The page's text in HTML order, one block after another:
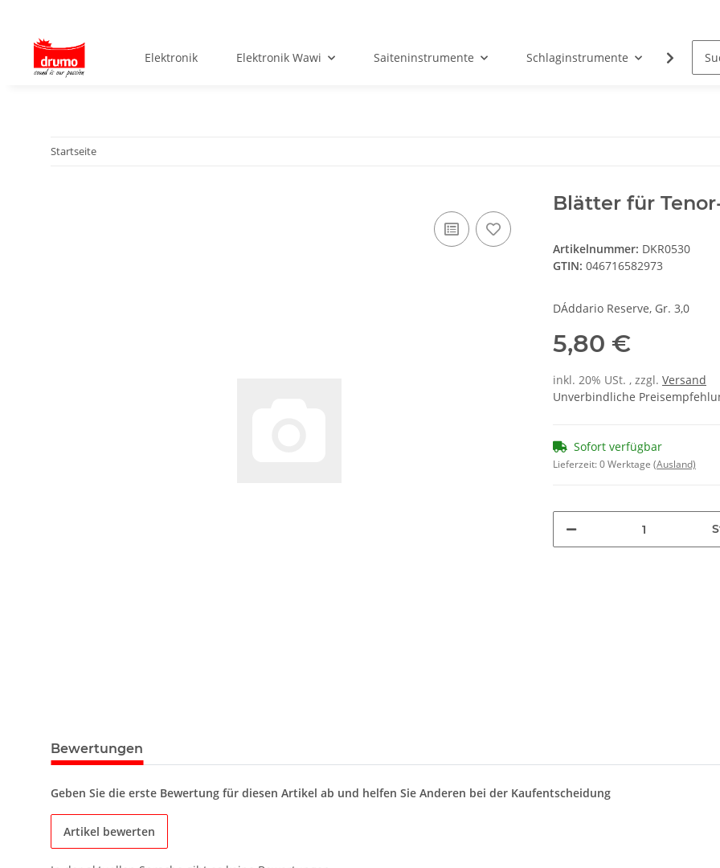
Elektronik Elektronik Wawi Saiteninstrumente Schlaginstrumente
Startseite
Blätter für
Artikelnummer: DKR0530
GTIN: 046716582973
DÁddario Reserve, Gr. 3,0
5,80 €
inkl. 20% USt. , zzgl. Versand
Unverbindliche
Sofort verfügbar
Lieferzeit:0 Werktage (Ausland)
Bewertungen
Geben Sie die erste Bewertung für diesen Artikel ab und helfen Sie Anderen bei der Kaufentscheidung
Artikel bewerten